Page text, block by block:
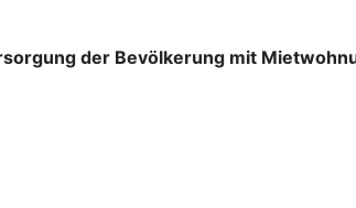
der Bevölkerung mit